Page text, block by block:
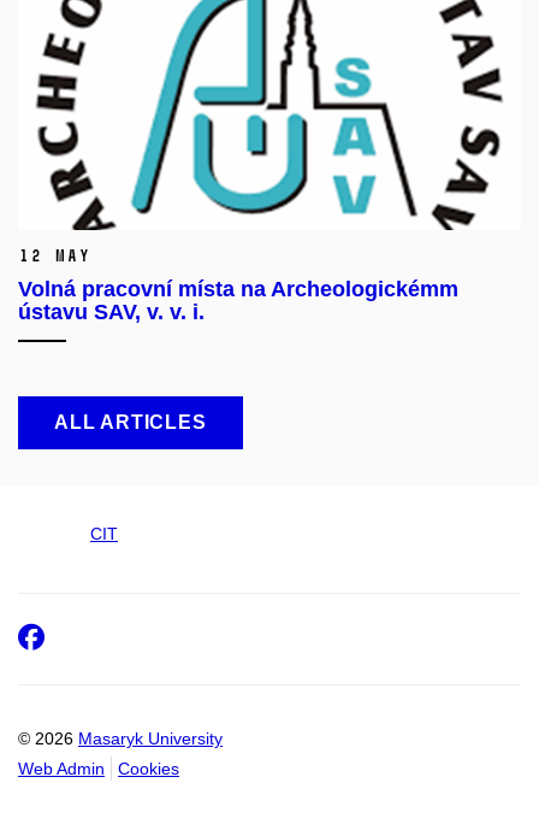
12 May
Volná pracovní místa na Archeologickémm
ústavu SAV, v. v. i.
ALL ARTICLES
CIT
© 2026 Masaryk University
Web Admin
Cookies
Facebook